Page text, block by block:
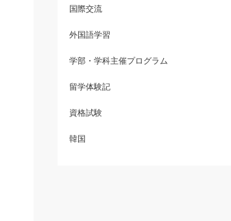
国際交流
外国語学習
学部・学科主催プログラム
留学体験記
資格試験
韓国